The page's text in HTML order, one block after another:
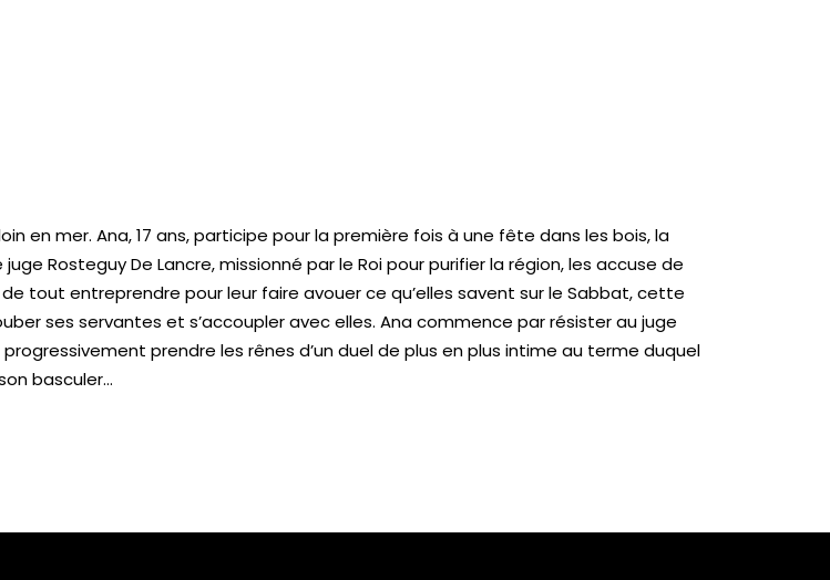
en mer. Ana, 17 ans, participe pour la première fois à une fête dans les bois, la
Rosteguy De Lancre, missionné par le Roi pour purifier la région, les accuse de
tout entreprendre pour leur faire avouer ce qu’elles savent sur le Sabbat, cette
ses servantes et s’accoupler avec elles. Ana commence par résister au juge
prendre les rênes d’un duel de plus en plus intime au terme duquel
basculer…